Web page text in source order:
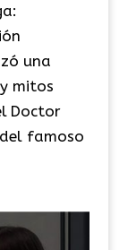
una
mitos
Doctor
famoso